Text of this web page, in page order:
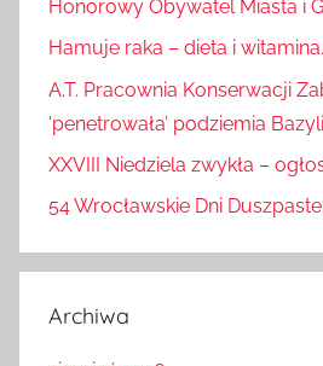
Honorowy Obywatel Miasta i
Hamuje raka – dieta i
A.T. Pracownia Konserwacji
'penetrowała’ podziemia
XXVIII Niedziela zwykła –
54 Wrocławskie Dni
Archiwa